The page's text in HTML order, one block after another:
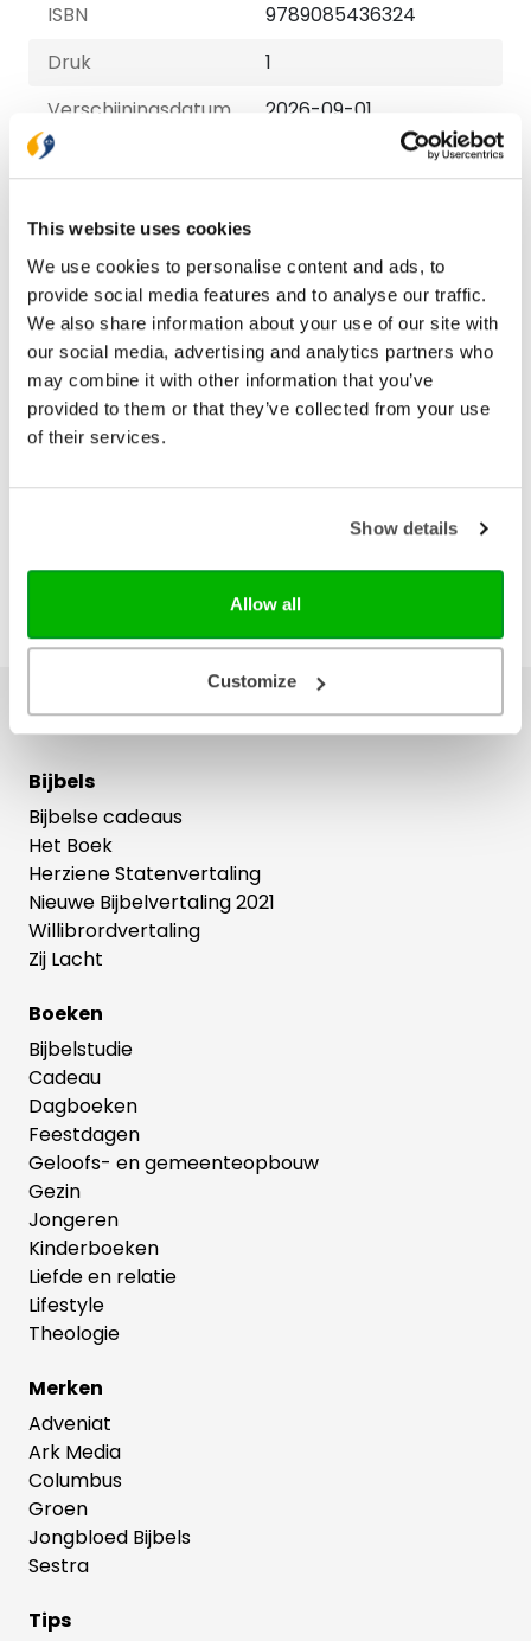
This website uses cookies
We use cookies to personalise content and ads, to
provide social media features and to analyse our traffic.
We also share information about your use of our site with
our social media, advertising and analytics partners who
may combine it with other information that you’ve
provided to them or that they’ve collected from your use
of their services.
Show details
Allow all
Customize
ISBN
9789085436324
Druk
1
Verschijningsdatum
2026-09-01
NUR-code
Taal
Nederlands
Aantal pagina's
128
Bezorging binnen 1–2 werkdagen
Gratis verzending vanaf € 20,-
Ons hele assortiment
Bijbels
Bijbelse cadeaus
Het Boek
Herziene Statenvertaling
Nieuwe Bijbelvertaling 2021
Willibrordvertaling
Zij Lacht
Boeken
Bijbelstudie
Cadeau
Dagboeken
Feestdagen
Geloofs- en gemeenteopbouw
Gezin
Jongeren
Kinderboeken
Liefde en relatie
Lifestyle
Theologie
Merken
Adveniat
Ark Media
Columbus
Groen
Jongbloed Bijbels
Sestra
Tips